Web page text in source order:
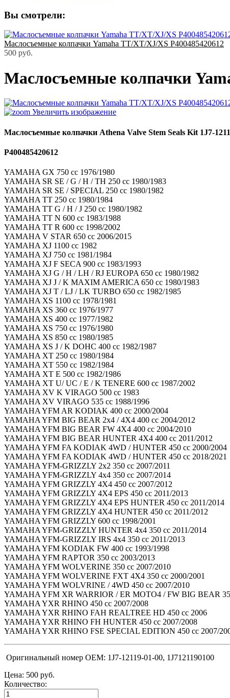
Вы смотрели:
Маслосъемные колпачки Yamaha TT/XT/XJ/XS P400485420612
500 руб.
Маслосъемные колпачки
Увеличить изображение
Маслосъемные колпачки Athena Valve Stem Seals Kit 1J7-
P400485420612
YAMAHA GX 750 cc 1976/1980
YAMAHA SR SE / G / H / TH 250 cc 1980/1983
YAMAHA SR SE / SPECIAL 250 cc 1980/1982
YAMAHA TT 250 cc 1980/1984
YAMAHA TT G / H / J 250 cc 1980/1982
YAMAHA TT N 600 cc 1983/1988
YAMAHA TT R 600 cc 1998/2002
YAMAHA V STAR 650 cc 2006/2015
YAMAHA XJ 1100 cc 1982
YAMAHA XJ 750 cc 1981/1984
YAMAHA XJ F SECA 900 cc 1983/1993
YAMAHA XJ G / H / LH / RJ EUROPA 650 cc 1980/1982
YAMAHA XJ J / K MAXIM AMERICA 650 cc 1980/1983
YAMAHA XJ T / LJ / LK TURBO 650 cc 1982/1985
YAMAHA XS 1100 cc 1978/1981
YAMAHA XS 360 cc 1976/1977
YAMAHA XS 400 cc 1977/1982
YAMAHA XS 750 cc 1976/1980
YAMAHA XS 850 cc 1980/1985
YAMAHA XS J / K DOHC 400 cc 1982/1987
YAMAHA XT 250 cc 1980/1984
YAMAHA XT 550 cc 1982/1984
YAMAHA XT E 500 cc 1982/1986
YAMAHA XT U/ UC / E / K TENERE 600 cc 1987/2002
YAMAHA XV K VIRAGO 500 cc 1983
YAMAHA XV VIRAGO 535 cc 1988/1996
YAMAHA YFM AR KODIAK 400 cc 2000/2004
YAMAHA YFM BIG BEAR 2x4 / 4X4 400 cc 2004/2012
YAMAHA YFM BIG BEAR FW 4X4 400 cc 2004/2010
YAMAHA YFM BIG BEAR HUNTER 4X4 400 cc 2011/2012
YAMAHA YFM FA KODIAK 4WD / HUNTER 450 cc 2000/2004
YAMAHA YFM FA KODIAK 4WD / HUNTER 450 cc 2018/2021
YAMAHA YFM-GRIZZLY 2x2 350 cc 2007/2011
YAMAHA YFM-GRIZZLY 4x4 350 cc 2007/2014
YAMAHA YFM GRIZZLY 4X4 450 cc 2007/2012
YAMAHA YFM GRIZZLY 4X4 EPS 450 cc 2011/2013
YAMAHA YFM GRIZZLY 4X4 EPS HUNTER 450 cc 2011/2014
YAMAHA YFM GRIZZLY 4X4 HUNTER 450 cc 2011/2012
YAMAHA YFM GRIZZLY 600 cc 1998/2001
YAMAHA YFM-GRIZZLY HUNTER 4x4 350 cc 2011/2014
YAMAHA YFM-GRIZZLY IRS 4x4 350 cc 2011/2013
YAMAHA YFM KODIAK FW 400 cc 1993/1998
YAMAHA YFM RAPTOR 350 cc 2003/2013
YAMAHA YFM WOLVERINE 350 cc 2007/2010
YAMAHA YFM WOLVERINE FXT 4X4 350 cc 2000/2001
YAMAHA YFM WOLVRINE / 4WD 450 cc 2007/2010
YAMAHA YFM XR WARRIOR / ER MOTO4 / FW BIG BEAR
YAMAHA YXR RHINO 450 cc 2007/2008
YAMAHA YXR RHINO FAH REALTREE HD 450 cc 2006
YAMAHA YXR RHINO FH HUNTER 450 cc 2007/2008
YAMAHA YXR RHINO FSE SPECIAL EDITION 450 cc 2007/
Оригинальный номер OEM: 1J7-12119-01-00, 1J7121190100
Цена: 500 руб.
Количество: